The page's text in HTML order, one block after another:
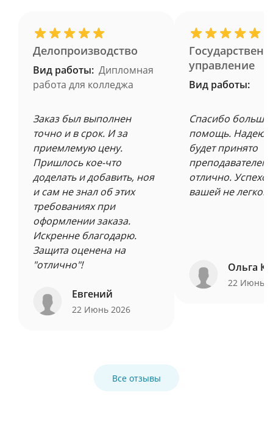
Делопроизводство
Вид работы: Дипломная
работа для колледжа
Заказ был выполнен
точно и в срок. И за
приемлемую цену.
Пришлось кое-что
доделать и добавить, ноя
и сам не знал об этих
требованиях при
оформлении заказа.
Искренне благодарю.
Защита оценена на
"отлично"!
Евгений
22 Июнь 2026
управление
Вид работы:
Спасибо
помощь.
будет принято
преподавателем
отлично.
вашей не легкой
Ольга
22 Июнь
Все отзывы